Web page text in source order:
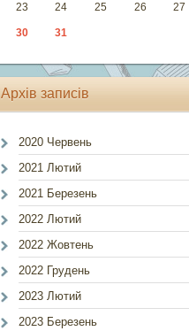
23 24 25 26 27
30 31
Архів записів
2020 Червень
2021 Лютий
2021 Березень
2022 Лютий
2022 Жовтень
2022 Грудень
2023 Лютий
2023 Березень